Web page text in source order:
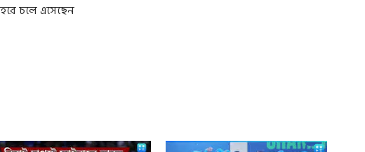
চলে এসেছেন